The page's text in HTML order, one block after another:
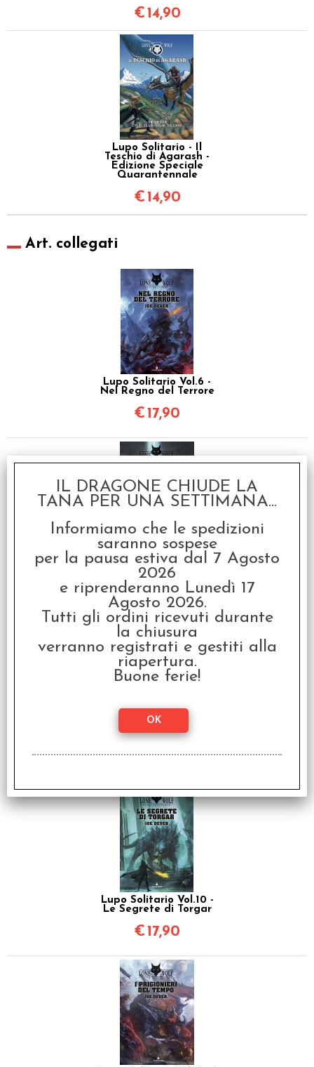
€ 14,90
Lupo Solitario - Il
Teschio di Agarash -
Edizione Speciale
Quarantennale
€ 14,90
Art. collegati
Lupo Solitario Vol.6 -
Nel Regno del Terrore
€ 17,90
Lupo Solitario Vol.7 - Il
Castello della Morte
€17,90
Lupo Solitario Vol.8 - La
Giungla degli Orrori
€17,90
Lupo Solitario Vol.10 -
Le Segrete di Torgar
€ 17,90
IL DRAGONE CHIUDE LA
TANA PER UNA SETTIMANA...
Informiamo che le spedizioni
saranno sospese
per la pausa estiva dal 7 Agosto
2026
e riprenderanno Lunedì 17
Agosto 2026.
Tutti gli ordini ricevuti durante
la chiusura
verranno registrati e gestiti alla
riapertura.
Buone ferie!